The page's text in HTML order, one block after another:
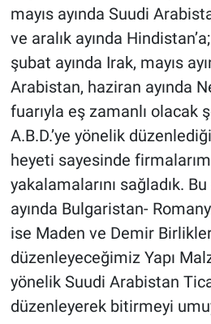
mayıs ayında Suudi
ve aralık ayında
şubat ayında Irak, mayıs
Arabistan, haziran ayında
fuarıyla eş zamanlı olacak
A.B.D.’ye yönelik
heyeti sayesinde
yakalamalarını sağladık.
ayında Bulgaristan-
ise Maden ve Demir
düzenleyeceğimiz Yapı
yönelik Suudi Arabistan
düzenleyerek bitirmeyi